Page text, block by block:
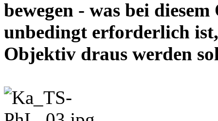
bewegen - was bei
unbedingt erforderlich
Objektiv draus